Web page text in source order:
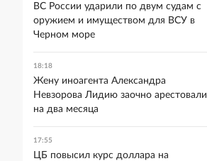
ВС России ударили по двум судам с
оружием и имуществом для ВСУ в
Черном море
18:18
Жену иноагента Александра
Невзорова Лидию заочно арестовали
на два месяца
17:55
ЦБ повысил курс доллара на